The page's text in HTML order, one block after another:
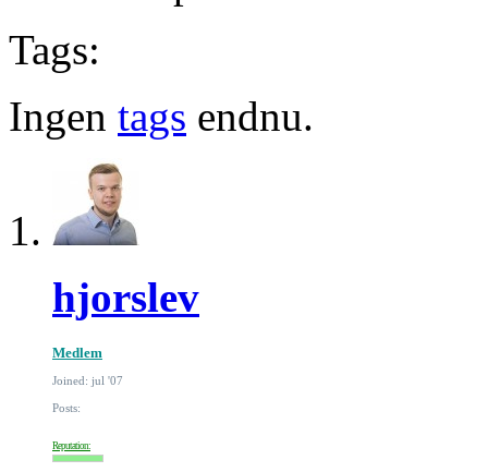
Tags:
Ingen tags endnu.
hjorslev
Medlem
Joined: jul '07
Posts:
Reputation: